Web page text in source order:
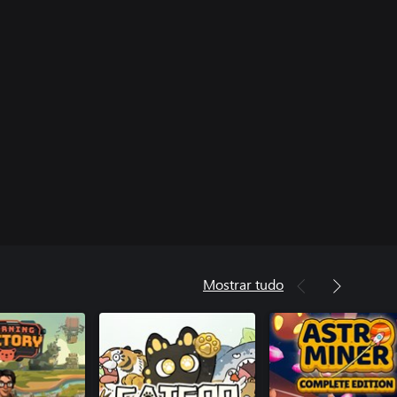
Mostrar tudo